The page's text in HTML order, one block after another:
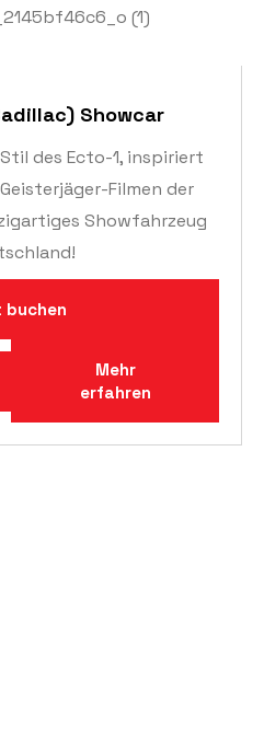
Showcar
des Ecto-1, inspiriert
Filmen der
Showfahrzeug
Mehr
erfahren